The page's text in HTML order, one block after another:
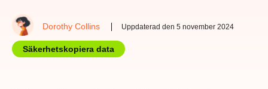
Dorothy Collins Uppdaterad den 5 november 2024
Säkerhetskopiera data